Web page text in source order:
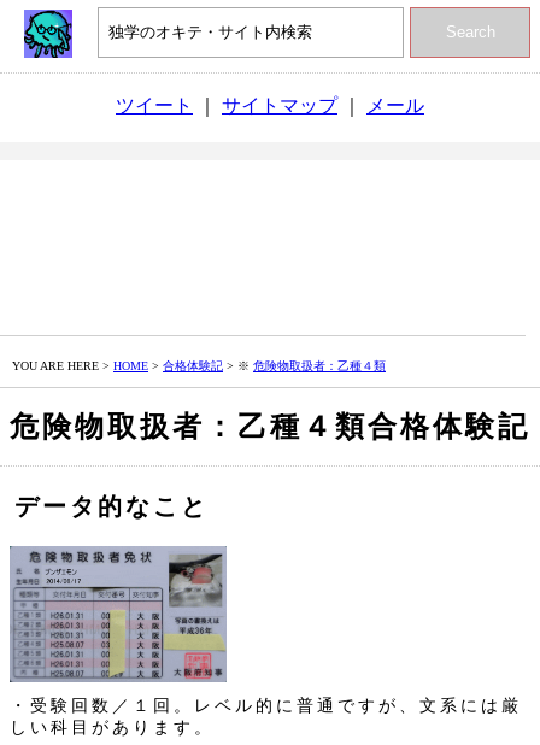
Search
ツイート サイトマップ｜ メール
YOU ARE HERE > HOME > 合格体験記 > ※ 危険物取扱者：乙種４類
危険物取扱者：乙種４類合格体験記
データ的なこと
・受験回数／１回。レベル的に普通ですが、文系には厳
しい科目があります。